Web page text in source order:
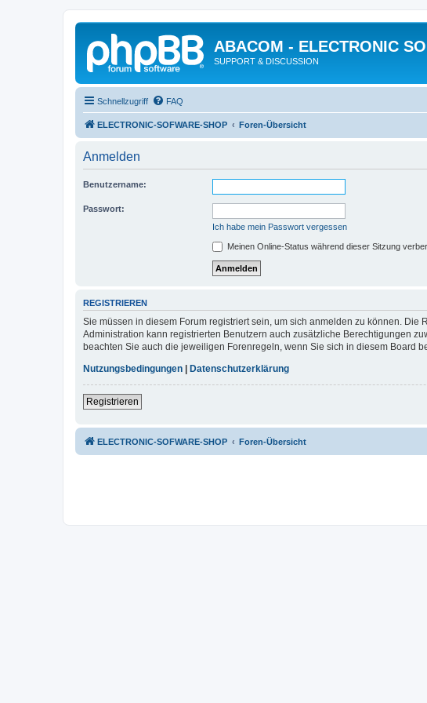
ABACOM - ELECTRONIC
SUPPORT & DISCUSSION
Schnellzugriff FAQ
ELECTRONIC-SOFWARE-SHOP Foren-Übersicht
Anmelden
Benutzername:
Passwort:
Ich habe mein Passwort vergessen
Meinen Online-Status während dieser Sitzung
REGISTRIEREN
Sie müssen in diesem Forum registriert sein, um sich anmelden zu können.
Administration kann registrierten Benutzern auch zusätzliche Berechtigungen
beachten Sie auch die jeweiligen Forenregeln, wenn Sie sich in diesem Board
Nutzungsbedingungen | Datenschutzerklärung
Registrieren
ELECTRONIC-SOFWARE-SHOP Foren-Übersicht